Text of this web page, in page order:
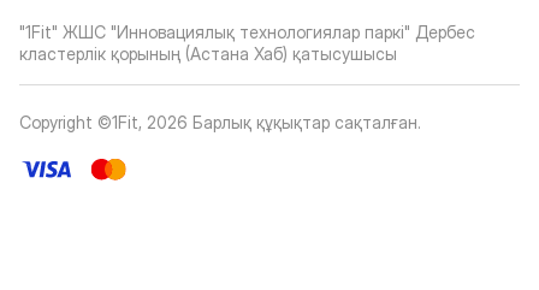
"1Fit" ЖШС "Инновациялық технологиялар паркі" Дербес
кластерлік қорының (Астана Хаб) қатысушысы
Copyright ©1Fit, 2026 Барлық құқықтар сақталған.